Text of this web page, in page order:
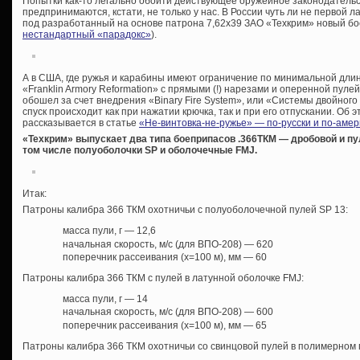
предпринимаются, кстати, не только у нас. В России чуть ли не первой
под разработанный на основе патрона 7,62х39 ЗАО «Техкрим» новый
нестандартный «парадокс»).
А в США, где ружья и карабины имеют ограничение по минимальной
«Franklin Armory Reformation» с прямыми (!) нарезами и оперенной
обошел за счет внедрения «Binary Fire System», или «Системы
спуск происходит как при нажатии крючка, так и при его отпускании. Об
рассказывается в статье «Не-винтовка-не-ружье» — по-русски и по-
«Техкрим» выпускает два типа боеприпасов .366ТКМ — дробовой и
том числе полуоболочки SP и оболочечные FMJ.
Итак:
Патроны калибра 366 ТКМ охотничьи с полуоболочечной пулей SP 13:
масса пули, г — 12,6
начальная скорость, м/с (для ВПО-208) — 620
поперечник рассеивания (х=100 м), мм — 60
Патроны калибра 366 ТКМ с пулей в латунной оболочке FMJ:
масса пули, г — 14
начальная скорость, м/с (для ВПО-208) — 600
поперечник рассеивания (х=100 м), мм — 65
Патроны калибра 366 ТКМ охотничьи со свинцовой пулей в полимерном